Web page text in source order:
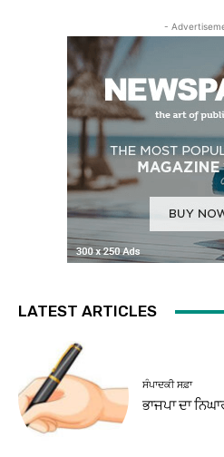
-
LATEST ARTICLES
ਸੰਪਾਦਕੀ ਸਫ਼ਾ
ਭਾਜਪਾ ਦਾ